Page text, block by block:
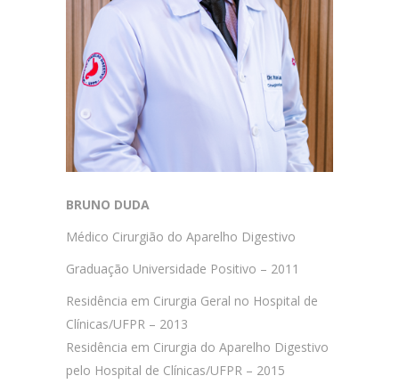
BRUNO DUDA
Médico Cirurgião do Aparelho Digestivo
Graduação Universidade Positivo – 2011
Residência em Cirurgia Geral no Hospital de
Clínicas/UFPR – 2013
Residência em Cirurgia do Aparelho Digestivo
pelo Hospital de Clínicas/UFPR – 2015